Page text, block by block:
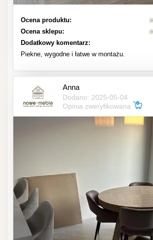
Ocena produktu:
Ocena sklepu:
Dodatkowy komentarz:
Piekne, wygodne i łatwe w montażu.
Anna
Dodano: 2025-05-04
Opinia zweryfikowana